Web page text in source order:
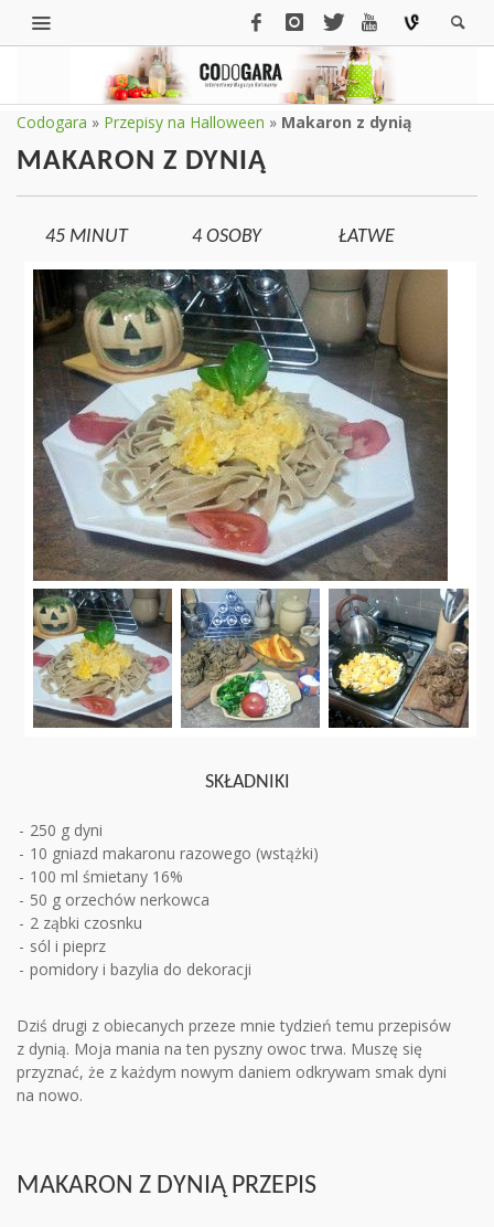
Codogara » Przepisy na Halloween » Makaron z dynią
MAKARON Z DYNIĄ
45 MINUT 4 OSOBY ŁATWE
SKŁADNIKI
250 g dyni
10 gniazd makaronu razowego (wstążki)
100 ml śmietany 16%
50 g orzechów nerkowca
2 ząbki czosnku
sól i pieprz
pomidory i bazylia do dekoracji
Dziś drugi z obiecanych przeze mnie tydzień temu przepisów
z dynią. Moja mania na ten pyszny owoc trwa. Muszę się
przyznać, że z każdym nowym daniem odkrywam smak dyni
na nowo.
MAKARON Z DYNIĄ PRZEPIS